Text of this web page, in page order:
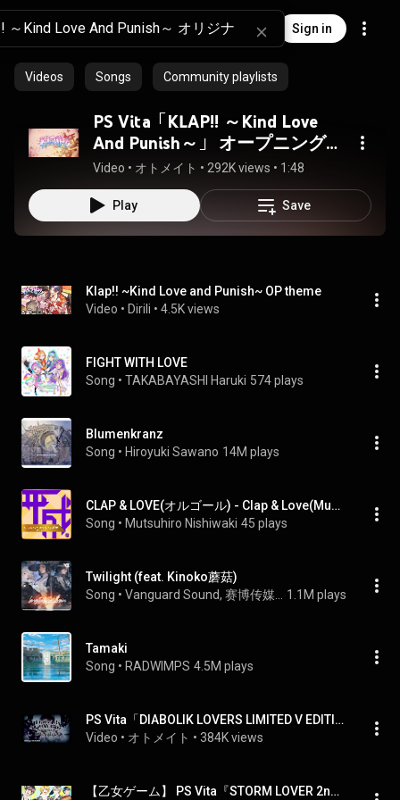
Sign in
Videos Songs Community playlists
PS Vita「KLAP!! ～Kind Love
And Punish～」 オープニングム
ービー
Video • オトメイト • 292K views • 1:48
Play Save
Klap!! ~Kind Love and Punish~ OP theme
Video • Dirili • 4.5K views
FIGHT WITH LOVE
Song • TAKABAYASHI Haruki 574 plays
Blumenkranz
Song • Hiroyuki Sawano 14M plays
CLAP & LOVE(オルゴール) - Clap & Love(Music Box)
Song • Mutsuhiro Nishiwaki 45 plays
Twilight (feat. Kinoko蘑菇)
Song • 1.1M plays
Tamaki
Song • RADWIMPS 4.5M plays
PS Vita「DIABOLIK LOVERS LIMITED V EDITION」 オープニングムービー
Video • オトメイト • 384K views
【乙女ゲーム】 PS Vita『STORM LOVER 2nd V（ストームラバーセカンドブイ）』オープニングムービー